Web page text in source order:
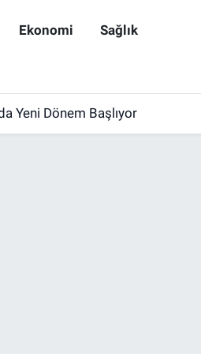
Ekonomi Sağlık
Yeni Dönem Başlıyor